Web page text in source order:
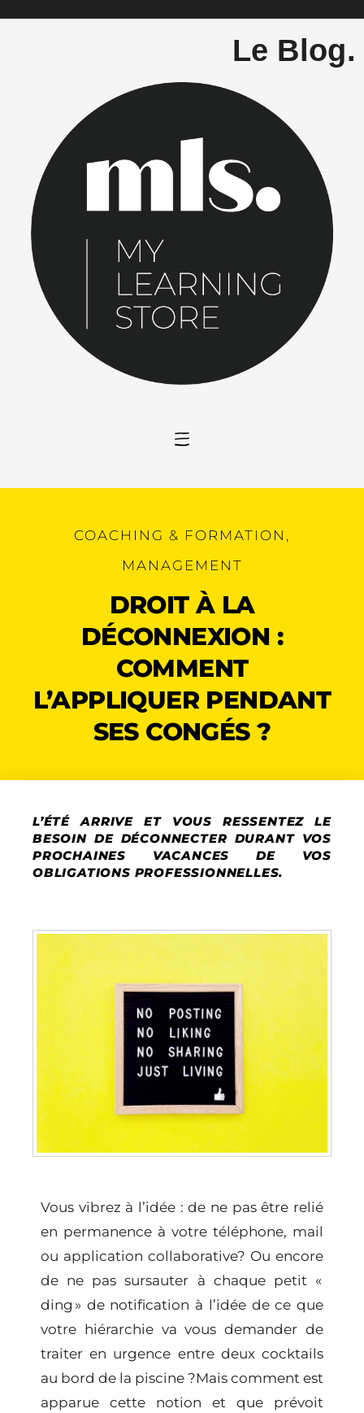
Le Blog.
COACHING & FORMATION ,
MANAGEMENT
DROIT À LA
DÉCONNEXION :
COMMENT
L’APPLIQUER PENDANT
SES CONGÉS ?
L’ÉTÉ ARRIVE ET VOUS RESSENTEZ LE
BESOIN DE DÉCONNECTER DURANT VOS
PROCHAINES VACANCES DE VOS
OBLIGATIONS PROFESSIONNELLES.
Vous vibrez à l’idée : de ne pas être relié
en permanence à votre téléphone, mail
ou application collaborative? Ou encore
de ne pas sursauter à chaque petit «
ding » de notification à l’idée de ce que
votre hiérarchie va vous demander de
traiter en urgence entre deux cocktails
au bord de la piscine ?Mais comment est
apparue cette notion et que prévoit